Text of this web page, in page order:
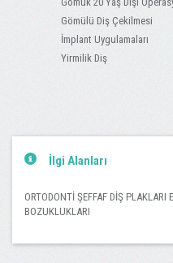
Gömülü Diş Çekilmesi
İmplant Uygulamaları
Yirmilik Diş
İlgi Alanları
ORTODONTİ ŞEFFAF DİŞ PLAKLARI
BOZUKLUKLARI